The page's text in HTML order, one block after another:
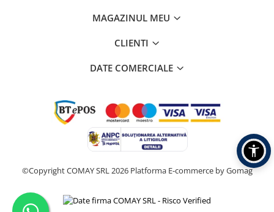
MAGAZINUL MEU
CLIENTI
DATE COMERCIALE
©Copyright COMAY SRL 2026 Platforma E-commerce by Gomag